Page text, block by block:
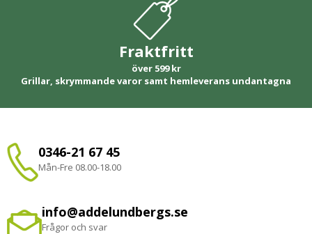
Fraktfritt
över 599 kr
Grillar, skrymmande varor samt hemleverans undantagna
0346-21 67 45
Mån-Fre 08.00-18.00
info@addelundbergs.se
Frågor och svar